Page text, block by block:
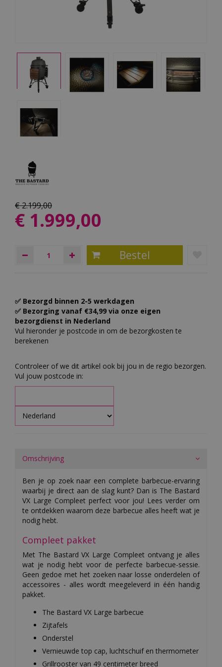
€2.199,00
€ 1.999,00
✅ Bezorgd binnen 2-5 werkdagen
✅ Bezorging vanaf €34,99 via onze eigen
bezorgdienst in Nederland
Vul hieronder je postcode in om de bezorgkosten te
berekenen
Controleer of we dit artikel ook bij jou in de regio bezorgen.
Vul jouw postcode in:
Omschrijving
Ben je op zoek naar een complete barbecue-ervaring
waarbij je direct aan de slag kunt? Dan is The Bastard
VX Large Compleet perfect voor jou! Lees verder om
te ontdekken waarom deze barbecue alles heeft wat je
nodig hebt.
Compleet pakket
Met The Bastard VX Large Compleet ontvang je alles
wat je nodig hebt voor de perfecte barbecue-sessie.
Geen gedoe met het zoeken naar losse onderdelen of
accessoires - alles wordt meegeleverd in één handig
pakket.
The Bastard VX Large barbecue
Zijtafels
Onderstel
Vernieuwde top cap, luchtschuif en thermometer
Grillrooster van 49 centimeter breed